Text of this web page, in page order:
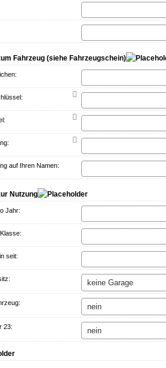
Fahrzeug (siehe Fahrzeugschein)



auf Ihren Namen:
Nutzung
Jahr:
seit:
23: